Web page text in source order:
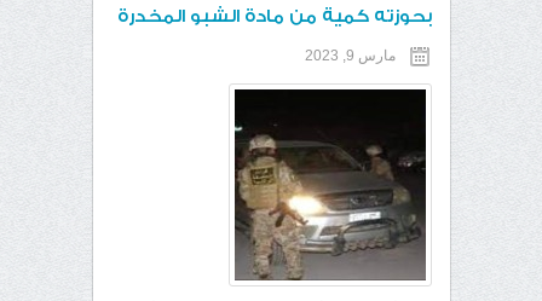
بحوزته كمية من مادة الشبو المخدرة
مارس 9, 2023